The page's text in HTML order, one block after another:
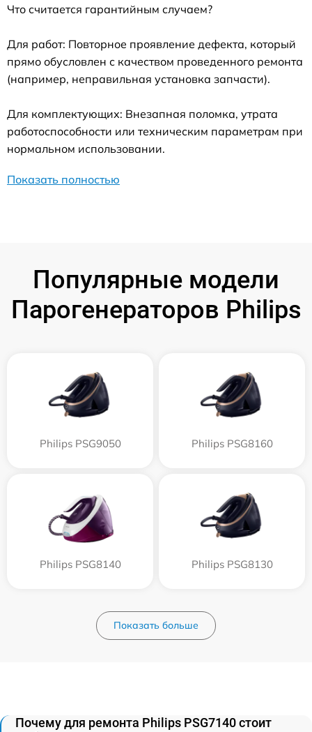
Что считается гарантийным случаем?
Для работ: Повторное проявление дефекта, который
прямо обусловлен с качеством проведенного ремонта
(например, неправильная установка запчасти).
Для комплектующих: Внезапная поломка, утрата
работоспособности или техническим параметрам при
нормальном использовании.
Показать полностью
Популярные модели
Парогенераторов Philips
Philips PSG9050 Philips PSG8160
Philips PSG8140 Philips PSG8130
Показать больше
Почему для ремонта Philips PSG7140 стоит